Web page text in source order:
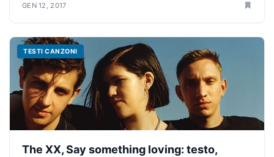
GEN 12, 2017
TESTI CANZONI
The XX, Say something loving: testo,